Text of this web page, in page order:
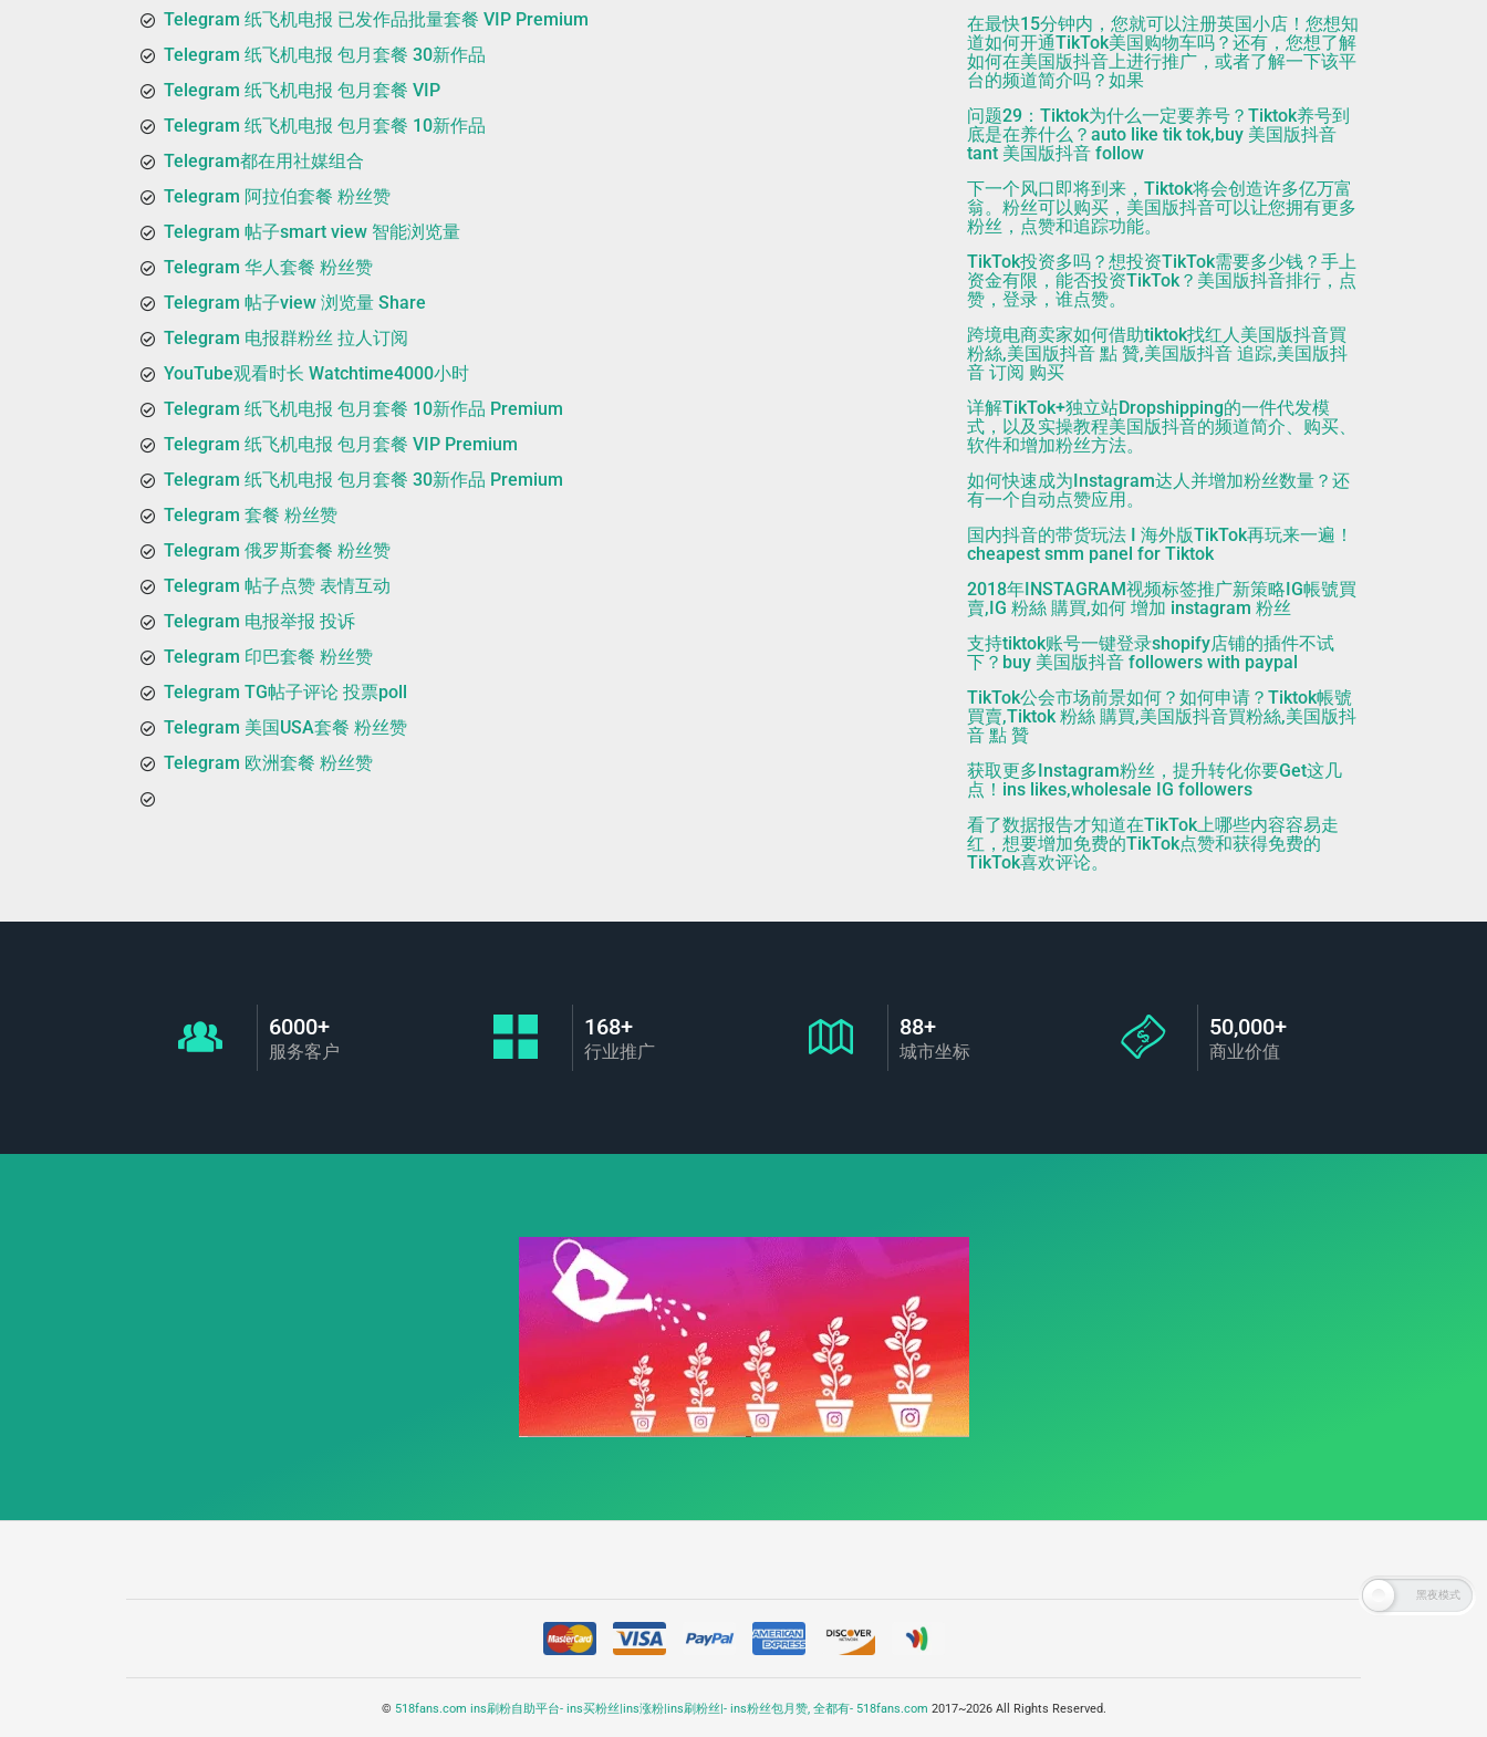
Telegram 纸飞机电报 已发作品批量套餐 VIP Premium
Telegram 纸飞机电报 包月套餐 30新作品
Telegram 纸飞机电报 包月套餐 VIP
Telegram 纸飞机电报 包月套餐 10新作品
Telegram都在用社媒组合
Telegram 阿拉伯套餐 粉丝赞
Telegram 帖子smart view 智能浏览量
Telegram 华人套餐 粉丝赞
Telegram 帖子view 浏览量 Share
Telegram 电报群粉丝 拉人订阅
YouTube观看时长 Watchtime4000小时
Telegram 纸飞机电报 包月套餐 10新作品 Premium
Telegram 纸飞机电报 包月套餐 VIP Premium
Telegram 纸飞机电报 包月套餐 30新作品 Premium
Telegram 套餐 粉丝赞
Telegram 俄罗斯套餐 粉丝赞
Telegram 帖子点赞 表情互动
Telegram 电报举报 投诉
Telegram 印巴套餐 粉丝赞
Telegram TG帖子评论 投票poll
Telegram 美国USA套餐 粉丝赞
Telegram 欧洲套餐 粉丝赞
在最快15分钟内，您就可以注册英国小店！您想知
道如何开通TikTok美国购物车吗？还有，您想了解
如何在美国版抖音上进行推广，或者了解一下该平
台的频道简介吗？如果
问题29：Tiktok为什么一定要养号？Tiktok养号到
底是在养什么？auto like tik tok,buy 美国版抖音
tant 美国版抖音 follow
下一个风口即将到来，Tiktok将会创造许多亿万富
翁。粉丝可以购买，美国版抖音可以让您拥有更多
粉丝，点赞和追踪功能。
TikTok投资多吗？想投资TikTok需要多少钱？手上
资金有限，能否投资TikTok？美国版抖音排行，点
赞，登录，谁点赞。
跨境电商卖家如何借助tiktok找红人美国版抖音買
粉絲,美国版抖音 點 贊,美国版抖音 追踪,美国版抖
音 订阅 购买
详解TikTok+独立站Dropshipping的一件代发模
式，以及实操教程美国版抖音的频道简介、购买、
软件和增加粉丝方法。
如何快速成为Instagram达人并增加粉丝数量？还
有一个自动点赞应用。
国内抖音的带货玩法 I 海外版TikTok再玩来一遍！
cheapest smm panel for Tiktok
2018年INSTAGRAM视频标签推广新策略IG帳號買
賣,IG 粉絲 購買,如何 增加 instagram 粉丝
支持tiktok账号一键登录shopify店铺的插件不试
下？buy 美国版抖音 followers with paypal
TikTok公会市场前景如何？如何申请？Tiktok帳號
買賣,Tiktok 粉絲 購買,美国版抖音買粉絲,美国版抖
音 點 贊
获取更多Instagram粉丝，提升转化你要Get这几
点！ins likes,wholesale IG followers
看了数据报告才知道在TikTok上哪些内容容易走
红，想要增加免费的TikTok点赞和获得免费的
TikTok喜欢评论。
6000+
服务客户
168+
行业推广
88+
城市坐标
50,000+
商业价值
© 518fans.com ins刷粉自助平台- ins买粉丝|ins涨粉|ins刷粉丝|- ins粉丝包月赞, 全都有- 518fans.com 2017~2026 All Rights Reserved.